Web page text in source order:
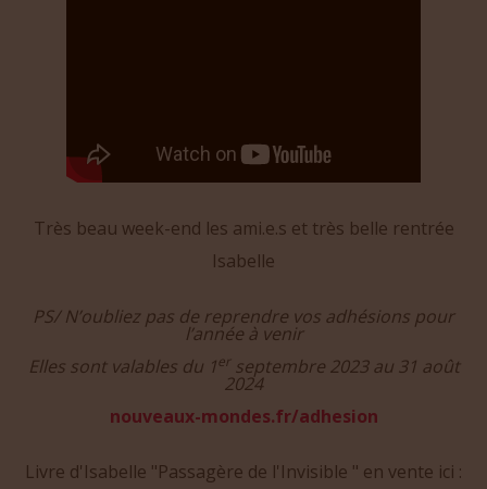
Très beau week-end les ami.e.s et très belle rentrée
Isabelle
PS/N’oubliez pas de reprendre vos adhésions pour
l’année à venir
Elles sont valables du 1er septembre 2023 au 31 août
2024
nouveaux-mondes.fr/adhesion
Livre d'Isabelle "Passagère de l'Invisible " en vente ici :